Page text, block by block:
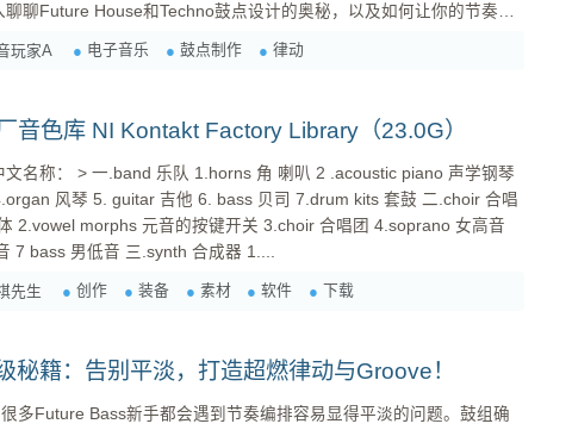
拍（4/4 Kick）。但这并不意味着它们简...
玩家A 电子音乐 鼓点制作 律动
音色库 NI Kontakt Factory Library（23.0G）
.acoustic piano 声学钢琴
风琴 5. guitar 吉他 6. bass 贝司 7.drum kits 套鼓 二.choir 合唱
2.vowel morphs 元音的按键开关 3.choir 合唱团 4.soprano 女高音
7 bass 男低音 三.synth 合成器 1....
先生 创作 装备 素材 软件 下载
秘籍：告别平淡，打造超燃律动与Groove！
多Future Bass新手都会遇到节奏编排容易显得平淡的问题。鼓组确